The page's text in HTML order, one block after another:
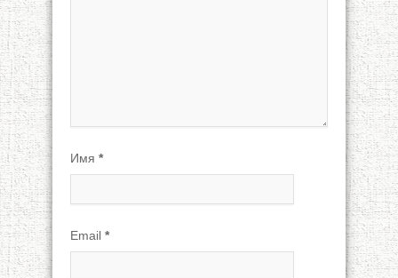
Имя *
Email *